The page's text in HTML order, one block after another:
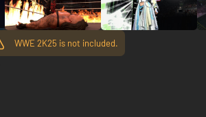
WWE 2K25 is not included.